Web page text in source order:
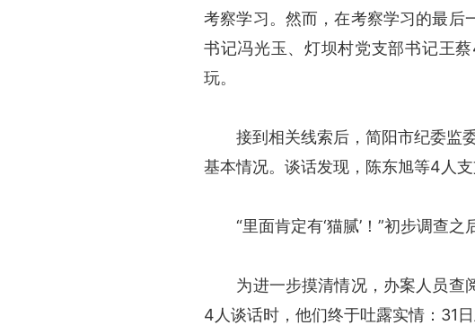
考察学习。然而，在考察学习的最后
书记冯光玉、灯坝村党支部书记王
玩。
接到相关线索后，简阳市纪委监委
基本情况。谈话发现，陈东旭等4人支
“里面肯定有‘猫腻’！”初步调查之
为进一步摸清情况，办案人员查阅
4人谈话时，他们终于吐露实情：31